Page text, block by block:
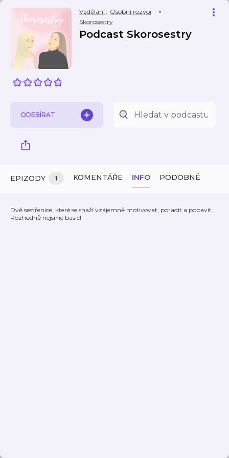
Vzdělání, Osobní rozvoj
Skorosestry
Podcast Skorosestry
ODEBÍRAT
EPIZODY 1 KOMENTÁŘE INFO PODOBNÉ
Dvě sestřenice, které se snaží vzájemně motivovat, poradit a pobavit.
Rozhodně nejsme basic!